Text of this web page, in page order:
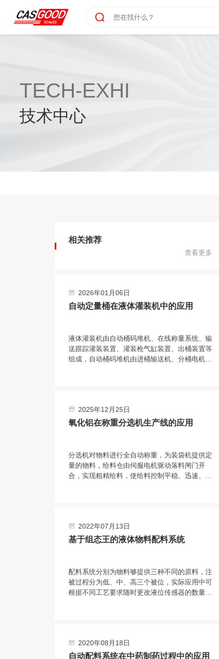
TECH-EXHI
技术中心
相关推荐
查看更多
2026年01月06日
自动定量桶在液体灌装机中的应用
液体灌装机由自动桶码堆机、在线称量系统、输
送跟踪灌装装置、灌装枪气缸装置、出桶装置等
组成，自动桶码堆机由进桶输送机、分桶电机和
称重。2025年12月25日
氧化铝在称重分选机生产线的应用
分选机对物料进行全自动称重，为装袋机提供定
量的物料，给料仓由伺服电机驱动落料闸门开
合，实现粗精给料，使给料控制平稳、迅速、精
接。选用称量模块对不同材料进行测量，称量模
块固定在网板上，且允许重新安装传感器排列位
2022年07月13日
基于组态王的液体物料配料系统
配料系统分别为物料够提供三种不同的原料，注
被过程分为低、中、高三个被位，实际应用中可
根据不同工艺要求随时更改液位传感器的数量与
人信号在传送至PLC的同时。PC机也会获得数
据并通过组态王特其同步显示。
2020年08月18日
自动配料系统在中药制药过程中的应用